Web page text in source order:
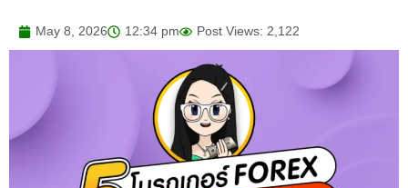
May 8, 2026 12:34 pm Post Views: 2,122